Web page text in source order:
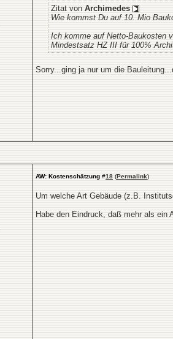
Zitat von Archimedes
Wie kommst Du auf 10. Mio
Ich komme auf Netto-Baukosten
Mindestsatz HZ III für 100%
Sorry...ging ja nur um die
AW: Kostenschätzung #18 (Permalink)
Um welche Art Gebäude (z.B.
Habe den Eindruck, daß mehr als